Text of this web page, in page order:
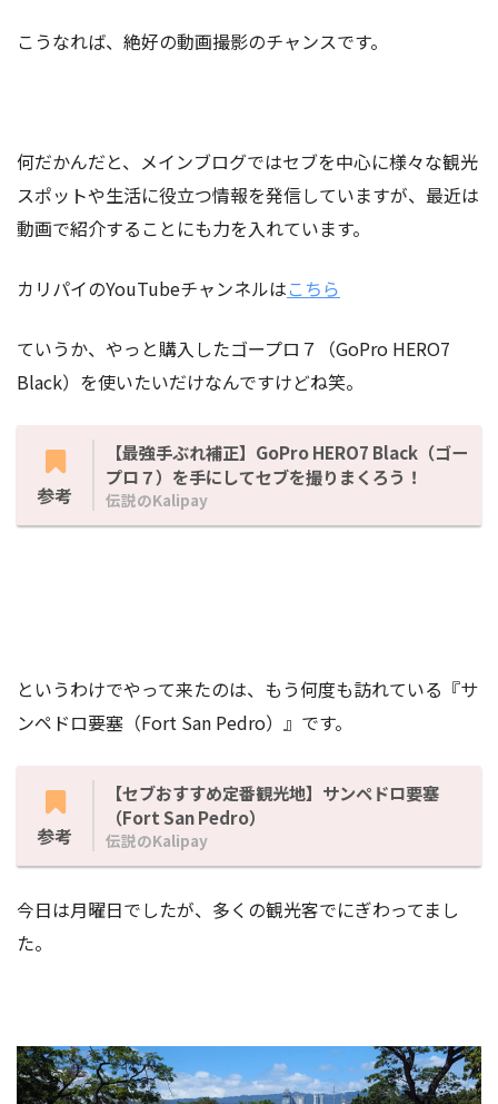
こうなれば、絶好の動画撮影のチャンスです。
何だかんだと、メインブログではセブを中心に様々な観光
スポットや生活に役立つ情報を発信していますが、最近は
動画で紹介することにも力を入れています。
カリパイのYouTubeチャンネルはこちら
ていうか、やっと購入したゴープロ７（GoPro HERO7
Black）を使いたいだけなんですけどね笑。
参考
【最強手ぶれ補正】GoPro HERO7 Black（ゴー
プロ７）を手にしてセブを撮りまくろう！
伝説のKalipay
というわけでやって来たのは、もう何度も訪れている『サ
ンペドロ要塞（Fort San Pedro）』です。
参考
【セブおすすめ定番観光地】サンペドロ要塞
（Fort San Pedro）
伝説のKalipay
今日は月曜日でしたが、多くの観光客でにぎわってまし
た。